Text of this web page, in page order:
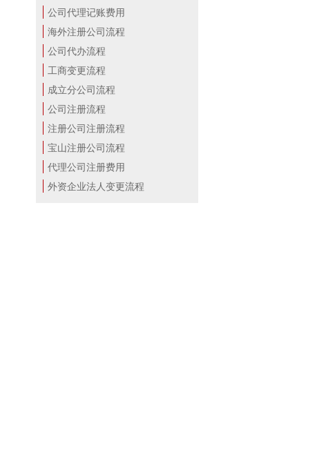
公司代理记账费用
海外注册公司流程
公司代办流程
工商变更流程
成立分公司流程
公司注册流程
注册公司注册流程
宝山注册公司流程
代理公司注册费用
外资企业法人变更流程